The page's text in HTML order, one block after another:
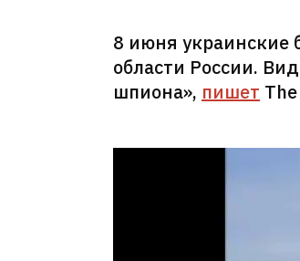
8 июня украинские
области России.
шпиона», пишет